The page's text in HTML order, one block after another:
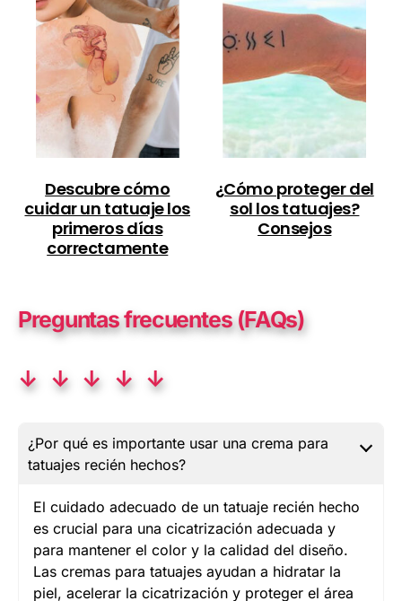
Descubre cómo
cuidar un tatuaje los
primeros días
correctamente
¿Cómo proteger del
sol los tatuajes?
Consejos
Preguntas frecuentes (FAQs)
↓ ↓ ↓ ↓ ↓
¿Por qué es importante usar una crema para
tatuajes recién hechos?
El cuidado adecuado de un tatuaje recién hecho
es crucial para una cicatrización adecuada y
para mantener el color y la calidad del diseño.
Las cremas para tatuajes ayudan a hidratar la
piel, acelerar la cicatrización y proteger el área